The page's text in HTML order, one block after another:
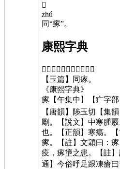
𤷚
zhú
同“瘃”。
康熙字典
𤷚 【午集中】 【疒字部】
【玉篇】
同瘃。
《康熙字典》
瘃 【午集中】
【疒字部
【唐韻】
陟玉切 【集韻
劚。
【說文】 中寒腫覈
也。
【正韻】 寒瘍。
瘃。
【註】文穎曰：
疫，瘃墯之患。
【註
通】 今俗呼足跟凍瘡曰